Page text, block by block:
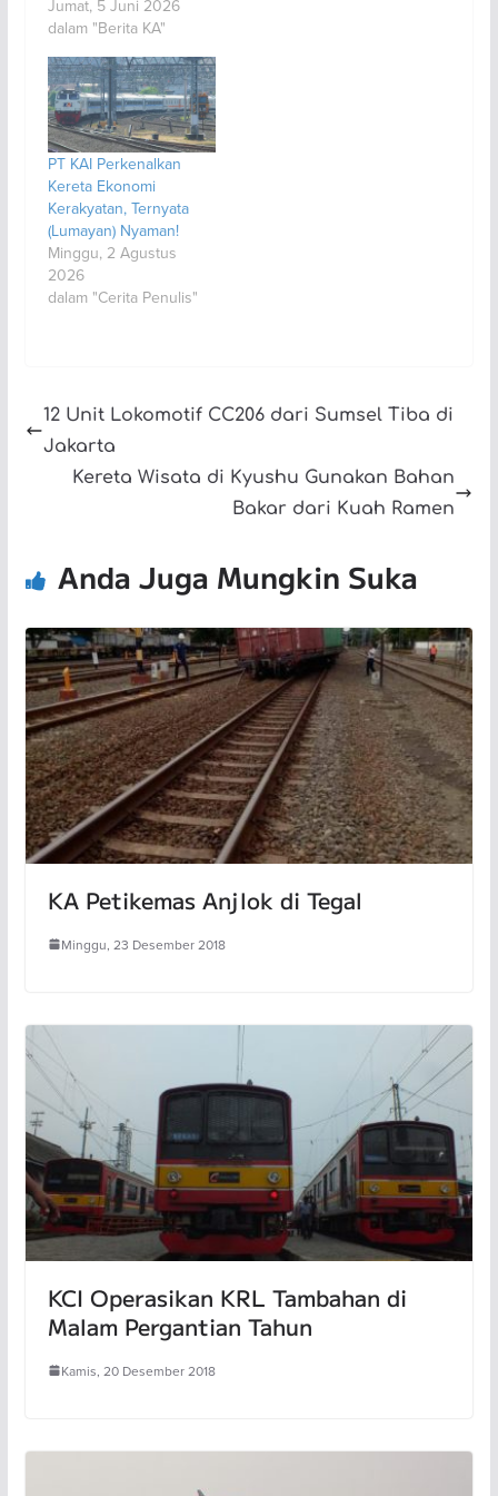
Jumat, 5 Juni 2026
dalam "Berita KA"
PT KAI Perkenalkan
Kereta Ekonomi
Kerakyatan, Ternyata
(Lumayan) Nyaman!
Minggu, 2 Agustus
2026
dalam "Cerita Penulis"
12 Unit Lokomotif CC206 dari Sumsel Tiba di
Jakarta
Kereta Wisata di Kyushu Gunakan Bahan
Bakar dari Kuah Ramen
Anda Juga Mungkin Suka
KA Petikemas Anjlok di Tegal
Minggu, 23 Desember 2018
KCI Operasikan KRL Tambahan di
Malam Pergantian Tahun
Kamis, 20 Desember 2018